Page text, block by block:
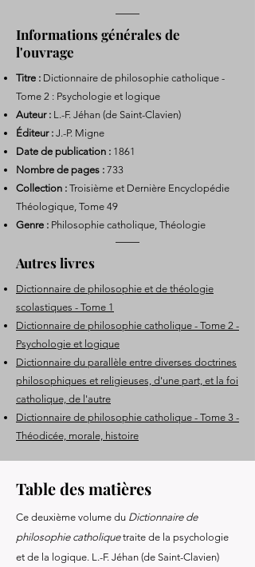
Informations générales de
l'ouvrage
Titre : Dictionnaire de philosophie catholique -
Tome 2 : Psychologie et logique
Auteur : L.-F. Jéhan (de Saint-Clavien)
Éditeur : J.-P. Migne
Date de publication : 1861
Nombre de pages : 733
Collection : Troisième et Dernière Encyclopédie
Théologique, Tome 49
Genre : Philosophie catholique, Théologie
Autres livres
Dictionnaire de philosophie et de théologie
scolastiques - Tome 1
Dictionnaire de philosophie catholique - Tome 2 -
Psychologie et logique
Dictionnaire du parallèle entre diverses doctrines
philosophiques et religieuses, d'une part, et la foi
catholique, de l'autre
Dictionnaire de philosophie catholique - Tome 3 -
Théodicée, morale, histoire
Table des matières
Ce deuxième volume du Dictionnaire de
philosophie catholiquetraite de la psychologie
et de la logique. L.-F. Jéhan (de Saint-Clavien)